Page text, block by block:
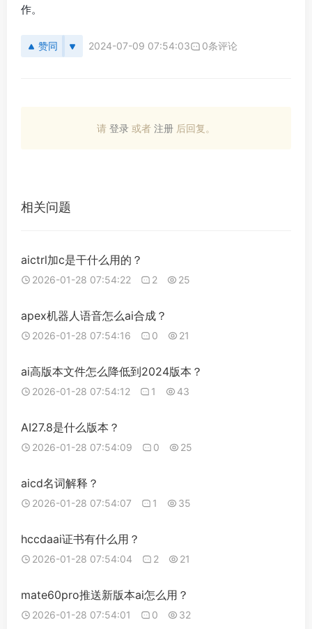
作。
赞同 2024-07-09 07:54:03 0条评论
请 登录 或者 注册 后回复。
相关问题
aictrl加c是干什么用的？
2026-01-28 07:54:22 2 25
apex机器人语音怎么ai合成？
2026-01-28 07:54:16 0 21
ai高版本文件怎么降低到2024版本？
2026-01-28 07:54:12 1 43
AI27.8是什么版本？
2026-01-28 07:54:09 0 25
aicd名词解释？
2026-01-28 07:54:07 1 35
hccdaai证书有什么用？
2026-01-28 07:54:04 2 21
mate60pro推送新版本ai怎么用？
2026-01-28 07:54:01 0 32